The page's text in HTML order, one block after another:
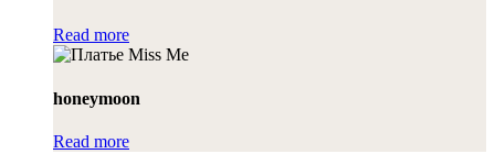
Read more
honeymoon
Read more